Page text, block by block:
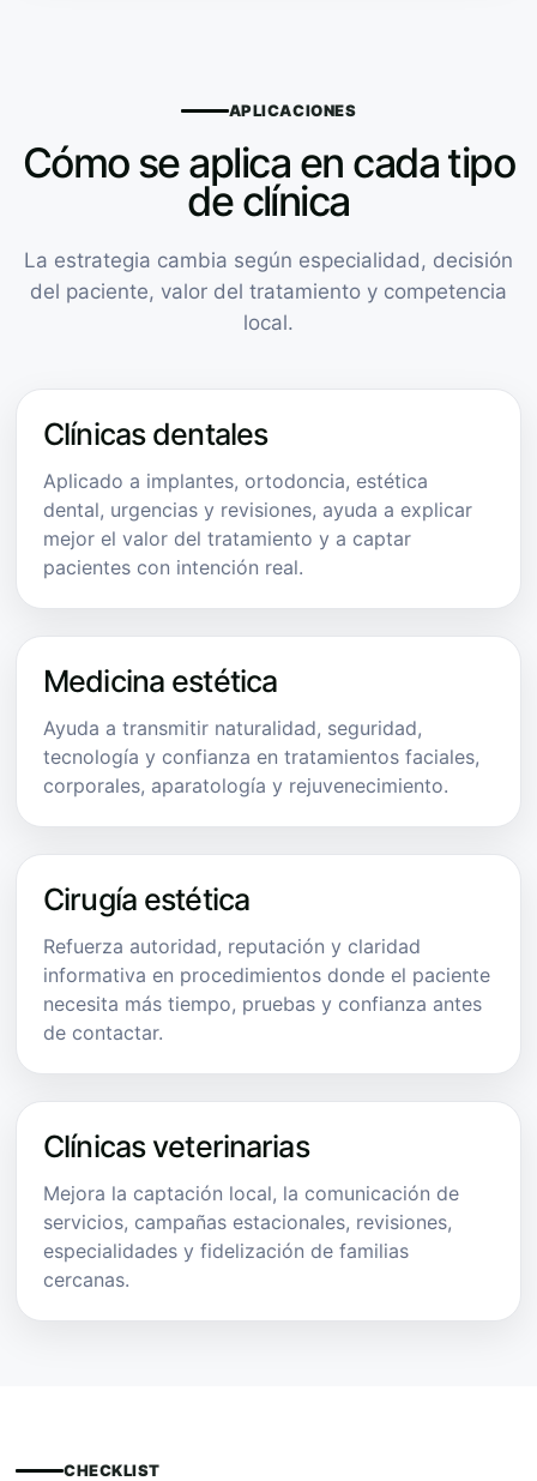
APLICACIONES
Cómo se aplica en cada tipo
de clínica
La estrategia cambia según especialidad, decisión
del paciente, valor del tratamiento y competencia
local.
Clínicas dentales
Aplicado a implantes, ortodoncia, estética
dental, urgencias y revisiones, ayuda a explicar
mejor el valor del tratamiento y a captar
pacientes con intención real.
Medicina estética
Ayuda a transmitir naturalidad, seguridad,
tecnología y confianza en tratamientos faciales,
corporales, aparatología y rejuvenecimiento.
Cirugía estética
Refuerza autoridad, reputación y claridad
informativa en procedimientos donde el paciente
necesita más tiempo, pruebas y confianza antes
de contactar.
Clínicas veterinarias
Mejora la captación local, la comunicación de
servicios, campañas estacionales, revisiones,
especialidades y fidelización de familias
cercanas.
CHECKLIST